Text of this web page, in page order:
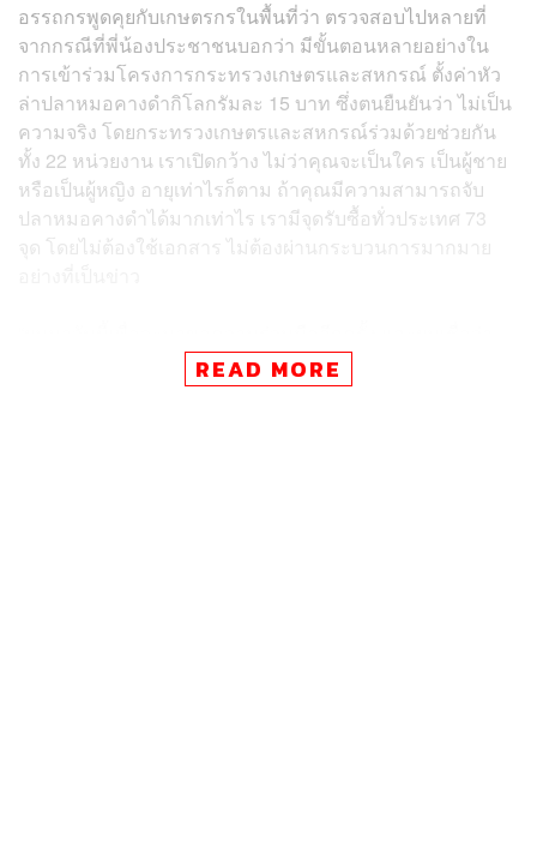
อรรถกรพูดคุยกับเกษตรกรในพื้นที่ว่า ตรวจสอบไปหลายที่
จากกรณีที่พี่น้องประชาชนบอกว่า มีขั้นตอนหลายอย่างใน
การเข้าร่วมโครงการกระทรวงเกษตรและสหกรณ์ ตั้งค่าหัว
ล่าปลาหมอคางดำกิโลกรัมละ 15 บาท ซึ่งตนยืนยันว่า ไม่เป็น
ความจริง โดยกระทรวงเกษตรและสหกรณ์ร่วมด้วยช่วยกัน
ทั้ง 22 หน่วยงาน เราเปิดกว้าง ไม่ว่าคุณจะเป็นใคร เป็นผู้ชาย
หรือเป็นผู้หญิง อายุเท่าไรก็ตาม ถ้าคุณมีความสามารถจับ
ปลาหมอคางดำได้มากเท่าไร เรามีจุดรับซื้อทั่วประเทศ 73
จุด โดยไม่ต้องใช้เอกสาร ไม่ต้องผ่านกระบวนการมากมาย
วันนี้จะไม่ใช่วันสุดท้าย ผมในฐานะตัวแทนของ ร.อ. ธรรมนัส
พรหมเผ่า รัฐมนตรีว่าการกระทรวงเกษตรและสหกรณ์ มาขอ
READ MORE